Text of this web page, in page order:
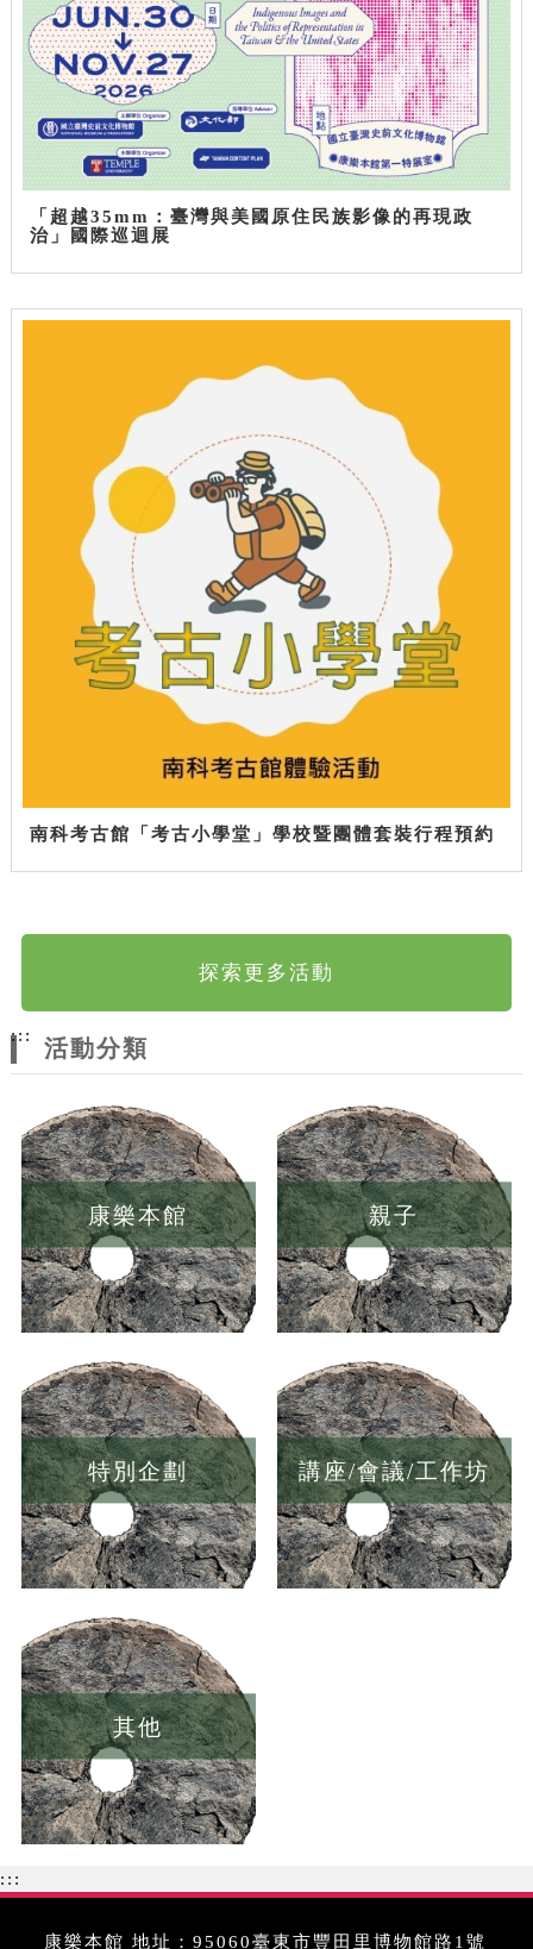
「超越35mm：臺灣與美國原住民族影像的再現政
治」國際巡迴展
南科考古館「考古小學堂」學校暨團體套裝行程預約
探索更多活動
:::
活動分類
康樂本館 親子
特別企劃 講座/會議/工作坊
其他
:::
康樂本館 地址：95060臺東市豐田里博物館路1號